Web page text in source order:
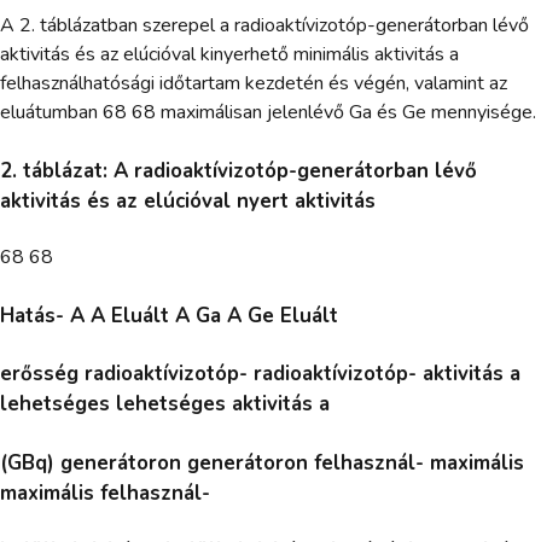
A 2. táblázatban szerepel a radioaktívizotóp-generátorban lévő
aktivitás és az elúcióval kinyerhető minimális aktivitás a
felhasználhatósági időtartam kezdetén és végén, valamint az
eluátumban 68 68 maximálisan jelenlévő Ga és Ge mennyisége.
2. táblázat: A radioaktívizotóp-generátorban lévő
aktivitás és az elúcióval nyert aktivitás
68 68
Hatás- A A Eluált A Ga A Ge Eluált
erősség radioaktívizotóp- radioaktívizotóp- aktivitás a
lehetséges lehetséges aktivitás a
(GBq) generátoron generátoron felhasznál- maximális
maximális felhasznál-